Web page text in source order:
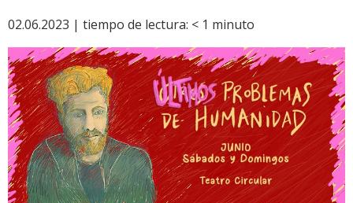
02.06.2023 | tiempo de lectura: < 1 minuto